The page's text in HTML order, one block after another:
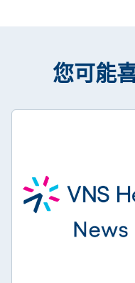
您可能